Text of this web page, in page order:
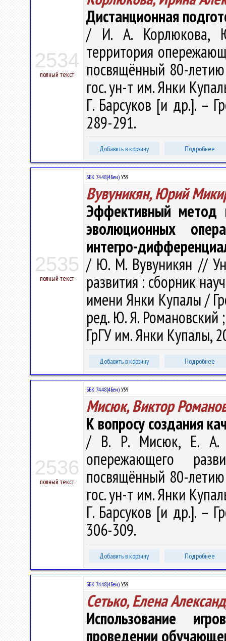
2534
полный текст
Дистанционная
/ И. А. Корлюкова,
территория
посвящённый 80-
гос. ун-т им. Янки
Г. Барсуков [и др.]. –
289-291.
Добавить в корзину Подробнее
2535
полный текст
ББК 74.48(4Беи) У59
Вувуникян, Юрий
Эффективный метод
эволюционных
интегро-
/ Ю. М. Вувуникян //
развития : сборник
имени Янки Купалы /
ред. Ю. Я. Романовский
ГрГУ им. Янки Купалы,
Добавить в корзину Подробнее
2536
полный текст
ББК 74.48(4Беи) У59
Мисюк, Виктор
К вопросу создания
/ В. Р. Мисюк, Е. А.
опережающего
посвящённый 80-
гос. ун-т им. Янки
Г. Барсуков [и др.]. –
306-309.
Добавить в корзину Подробнее
ББК 74.48(4Беи) У59
Сетько, Елена
Использование
проведении